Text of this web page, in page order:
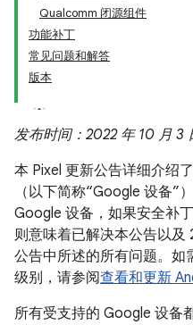
Qualcomm 闭源组件
功能补丁
常见问题和解答
版本
发布时间：2022 年 10 月 3
本 Pixel 更新公告详细介绍
（以下简称“Google 设备”
Google 设备，如果安全补
则意味着已解决本公告以及
公告中所述的所有问题。如
级别，请参阅查看和更新
所有受支持的 Google 设备